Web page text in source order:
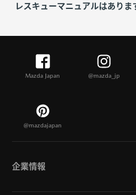
レスキューマニュアルはありま
Mazda Japan @mazda_jp
@mazdajapan
企業情報